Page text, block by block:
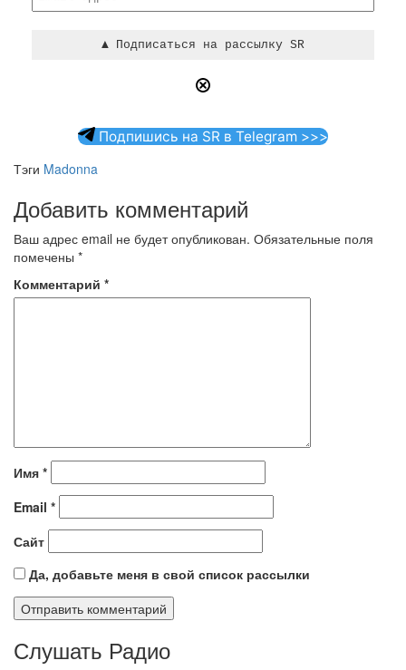
Подпишись на SR в Telegram >>>
Тэги Madonna
Добавить комментарий
Ваш адрес email не будет опубликован. Обязательные поля
помечены *
Комментарий *
Имя *
Email *
Сайт
Да, добавьте меня в свой список рассылки
Слушать Радио